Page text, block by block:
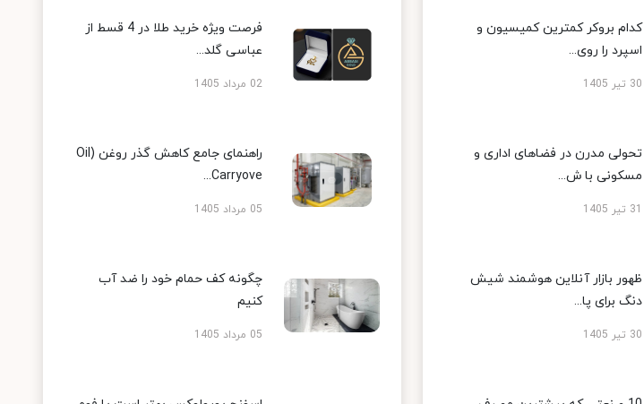
کدام بروکر کمترین کمیسیون و
اسپرد را روی...
30 تیر 1405
تحولی مدرن در فضاهای اداری و
مسکونی با ش...
31 تیر 1405
ظهور بازار آنلاین هوشمند شیش
دنگ برای پا...
30 تیر 1405
فرصت ویژه خرید طلا در 4 قسط از
عباسی گلد...
02 مرداد 1405
راهنمای جامع کاهش گذر روغن (Oil
Carryove...
05 مرداد 1405
چگونه کف حمام خود را ضد آب
کنیم
05 مرداد 1405